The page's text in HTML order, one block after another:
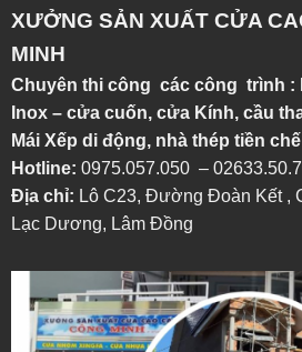
XƯỞNG SẢN XUẤT CỬA
MINH
Chuyên thi công các công trình :
Inox – cửa cuốn, cửa Kính, cầu
Mái Xếp di động, nhà thép tiền
Hotline: 0975.057.050 –
Địa chỉ: Lô C23, Đường Đoàn Kết ,
Lạc Dương, Lâm Đồng